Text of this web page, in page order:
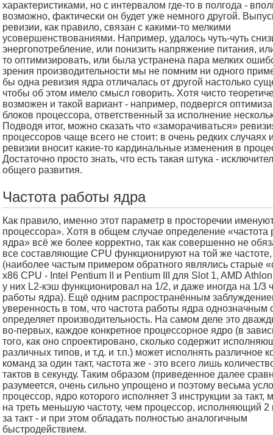
характеристиками, но с интервалом где-то в полгода -
возможно, фактически он будет уже немного другой.
ревизии, как правило, связан с какими-то мелкими
усовершенствованиями. Например, удалось чуть-чуть
энергопотребление, или понизить напряжение питания,
то оптимизировать, или была устранена пара мелких
зрения производительности мы не помним ни одного
бы одна ревизия ядра отличалась от другой настолько
чтобы об этом имело смысл говорить. Хотя чисто
возможен и такой вариант - например, подвергся
блоков процессора, ответственный за исполнение
Подводя итог, можно сказать что «заморачиваться»
процессоров чаще всего не стоит: в очень редких случаях
ревизии вносит какие-то кардинальные изменения в
Достаточно просто знать, что есть такая штука -
общего развития.
Частота работы ядра
Как правило, именно этот параметр в просторечии
процессора». Хотя в общем случае определение «частота
ядра» всё же более корректно, так как совершенно не
все составляющие CPU функционируют на той же частоте,
(наиболее частым примером обратного являлись старые
x86 CPU - Intel Pentium II и Pentium III для Slot 1, AMD
у них L2-кэш функционировал на 1/2, и даже иногда на 1/3
работы ядра). Ещё одним распространённым
уверенность в том, что частота работы ядра однозначным
определяет производительность. На самом деле это
во-первых, каждое конкретное процессорное ядро (в
того, как оно спроектировано, сколько содержит
различных типов, и т.д. и т.п.) может исполнять различное
команд за один такт, частота же - это всего лишь
тактов в секунду. Таким образом (приведенное далее
разумеется, очень сильно упрощено и поэтому весьма
процессор, ядро которого исполняет 3 инструкции за такт,
на треть меньшую частоту, чем процессор, исполняющий 2
за такт - и при этом обладать полностью аналогичным
быстродействием.